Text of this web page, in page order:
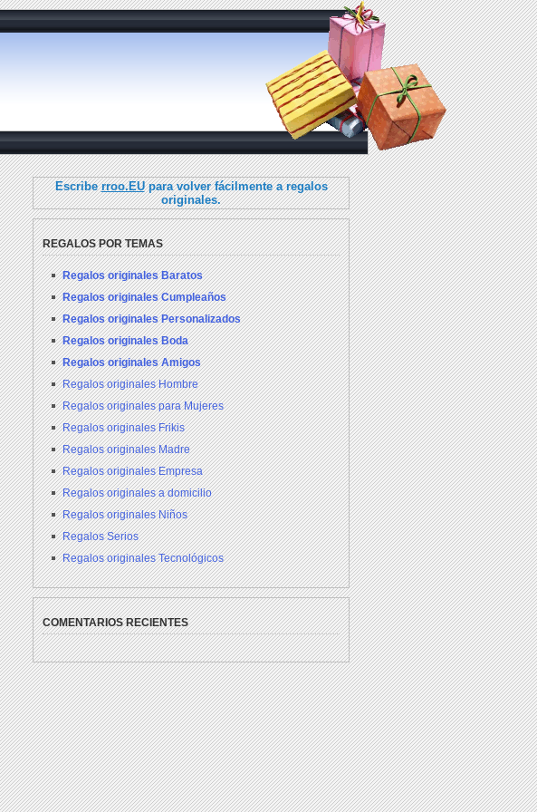
Escriberroo.EUpara volver fácilmente a regalos
originales.
REGALOS POR TEMAS
Regalos originales Baratos
Regalos originales Cumpleaños
Regalos originales Personalizados
Regalos originales Boda
Regalos originales Amigos
Regalos originales Hombre
Regalos originales para Mujeres
Regalos originales Frikis
Regalos originales Madre
Regalos originales Empresa
Regalos originales a domicilio
Regalos originales Niños
Regalos Serios
Regalos originales Tecnológicos
COMENTARIOS RECIENTES